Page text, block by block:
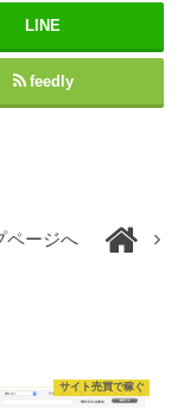
LINE
feedly
ページへ
サイト売買で稼ぐ